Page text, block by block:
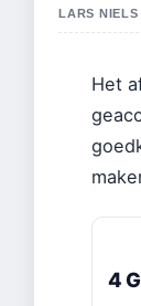
LARS NIELS
Het
4